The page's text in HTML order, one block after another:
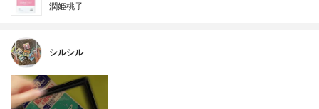
潤姫桃子
シルシル